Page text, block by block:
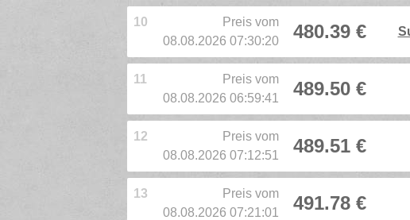
10
Preis vom
08.08.2026 07:30:20
480.39 €
11
Preis vom
08.08.2026 06:59:41
489.50 €
12
Preis vom
08.08.2026 07:12:51
489.51 €
13
Preis vom
08.08.2026 07:21:01
491.78 €